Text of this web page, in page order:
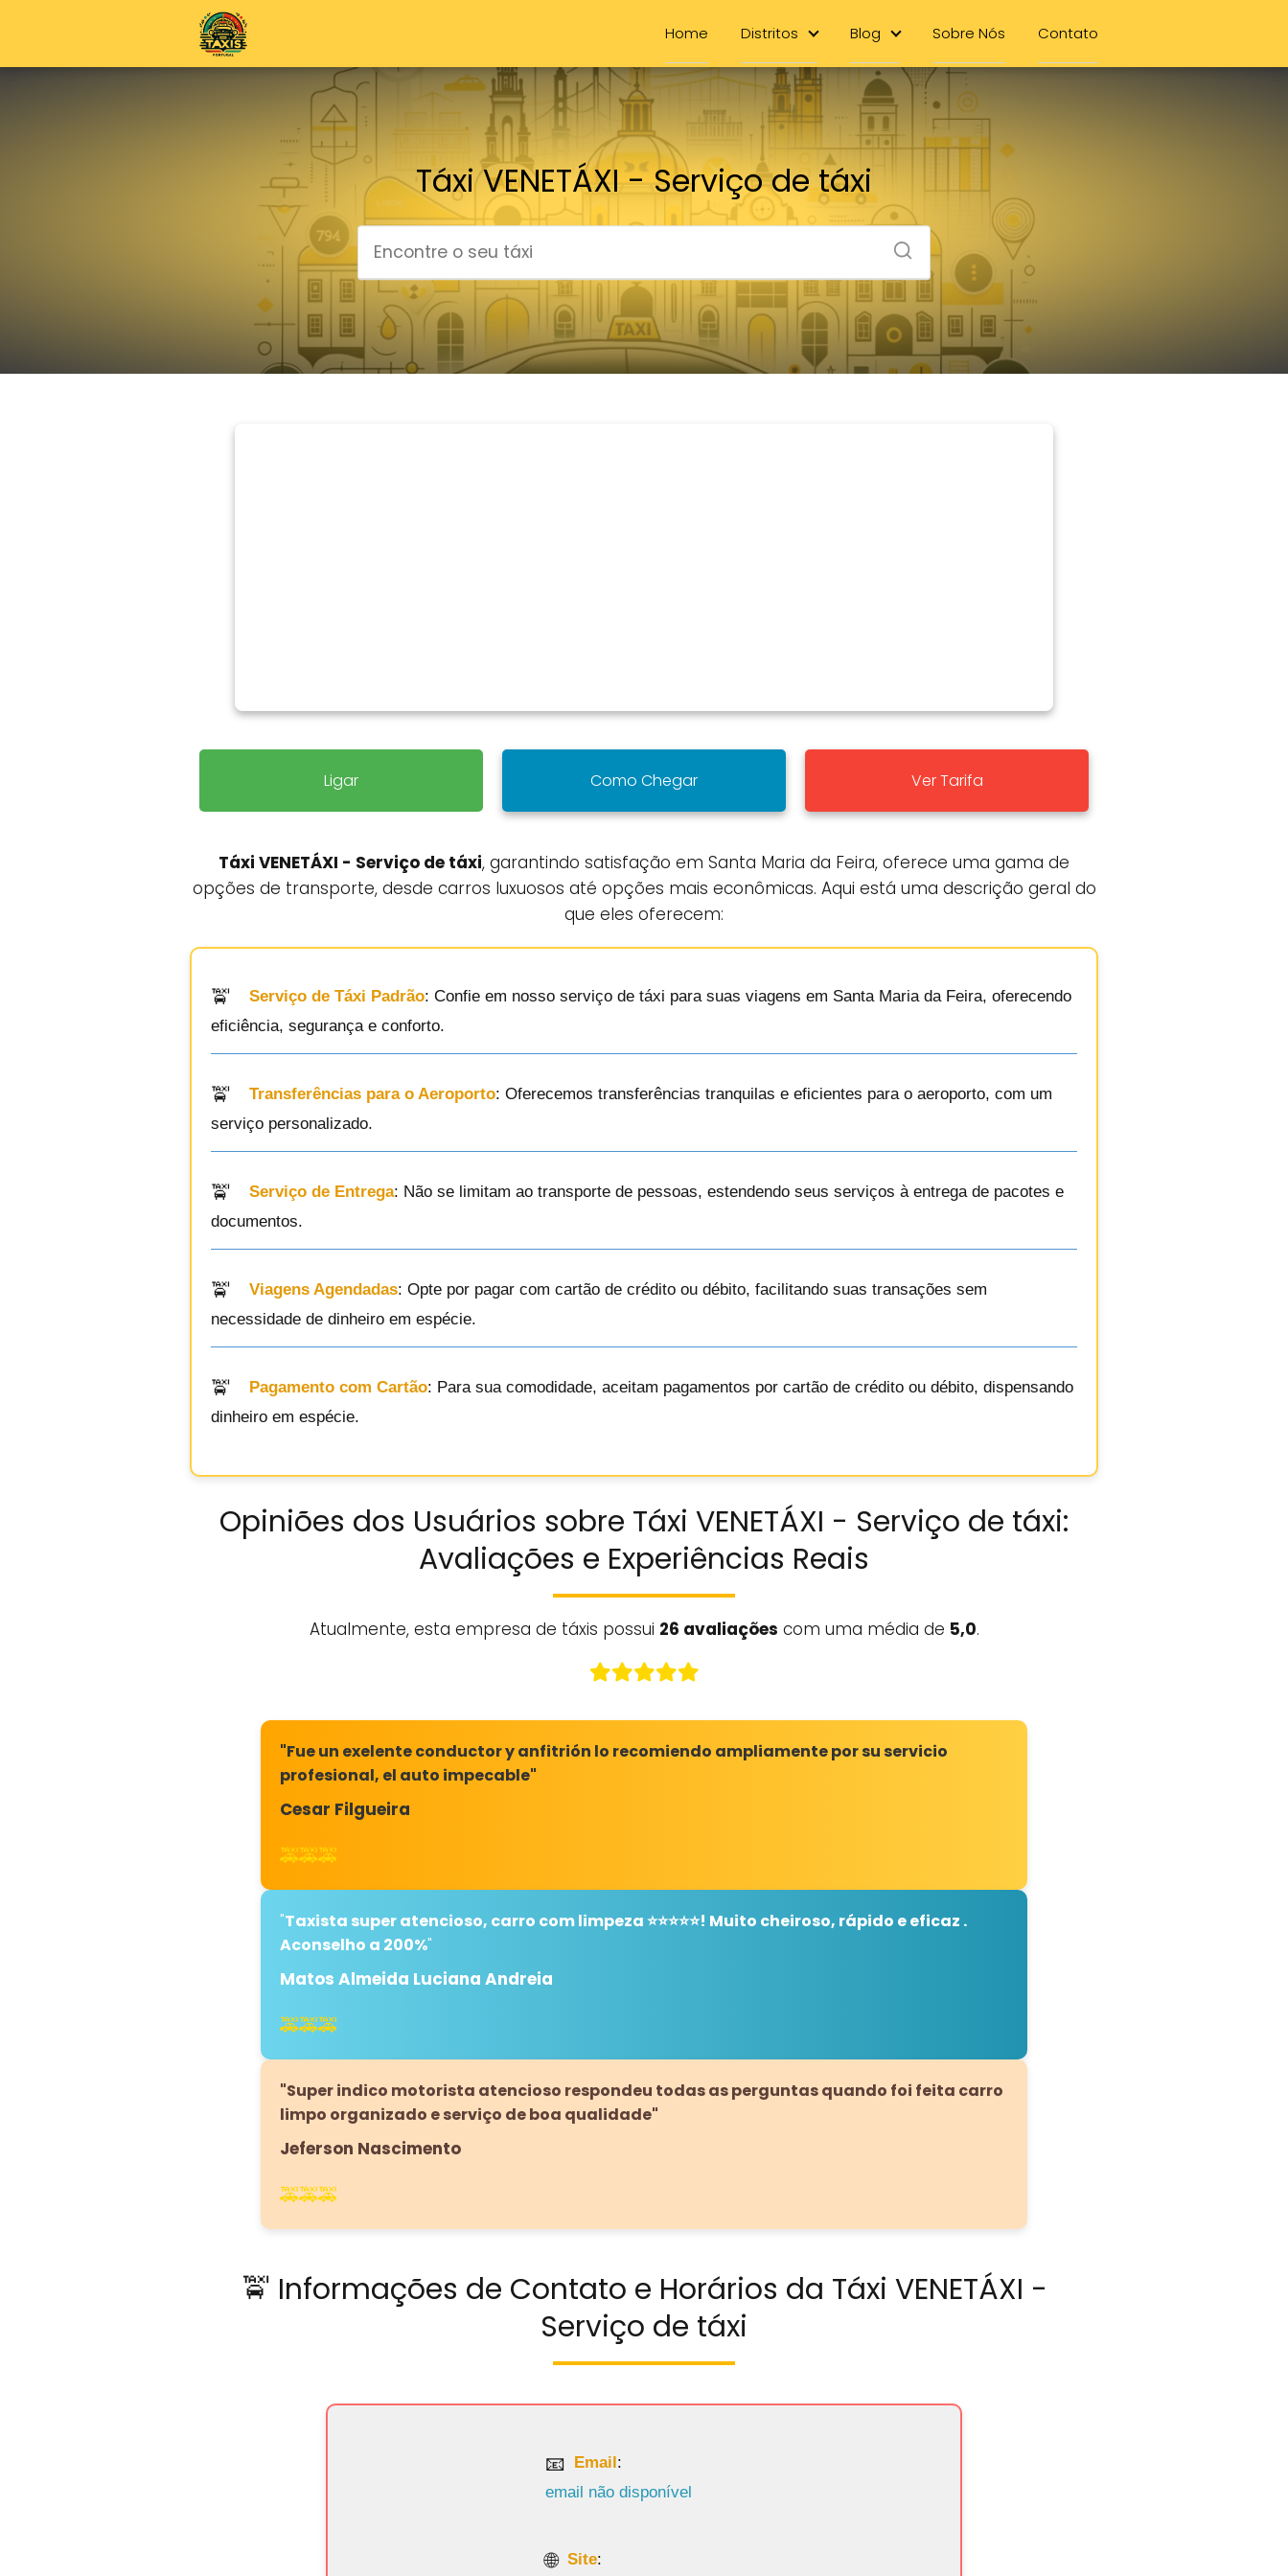
Home Distritos Blog Sobre Nós Contato
Táxi VENETÁXI - Serviço de táxi
Ligar Como Chegar Ver Tarifa
Táxi VENETÁXI - Serviço de táxi, garantindo satisfação em Santa Maria da Feira, oferece uma gama de
opções de transporte, desde carros luxuosos até opções mais econômicas. Aqui está uma descrição geral do
que eles oferecem:
Serviço de Táxi Padrão: Confie em nosso serviço de táxi para suas viagens em Santa Maria da Feira, oferecendo
eficiência, segurança e conforto.
Transferências para o Aeroporto: Oferecemos transferências tranquilas e eficientes para o aeroporto, com um
serviço personalizado.
Serviço de Entrega: Não se limitam ao transporte de pessoas, estendendo seus serviços à entrega de pacotes e
documentos.
Viagens Agendadas: Opte por pagar com cartão de crédito ou débito, facilitando suas transações sem
necessidade de dinheiro em espécie.
Pagamento com Cartão: Para sua comodidade, aceitam pagamentos por cartão de crédito ou débito, dispensando
dinheiro em espécie.
Opiniões dos Usuários sobre Táxi VENETÁXI - Serviço de táxi:
Avaliações e Experiências Reais
Atualmente, esta empresa de táxis possui 26 avaliações com uma média de 5,0.
"Fue un exelente conductor y anfitrión lo recomiendo ampliamente por su servicio
profesional, el auto impecable"
Cesar Filgueira
🚕🚕🚕
"Taxista super atencioso, carro com limpeza ⭐️⭐️⭐️⭐️⭐️! Muito cheiroso, rápido e eficaz .
Aconselho a 200%"
Matos Almeida Luciana Andreia
🚕🚕🚕
"Super indico motorista atencioso respondeu todas as perguntas quando foi feita carro
limpo organizado e serviço de boa qualidade"
Jeferson Nascimento
🚕🚕🚕
🚖 Informações de Contato e Horários da Táxi VENETÁXI -
Serviço de táxi
Email :
email não disponível
Site: